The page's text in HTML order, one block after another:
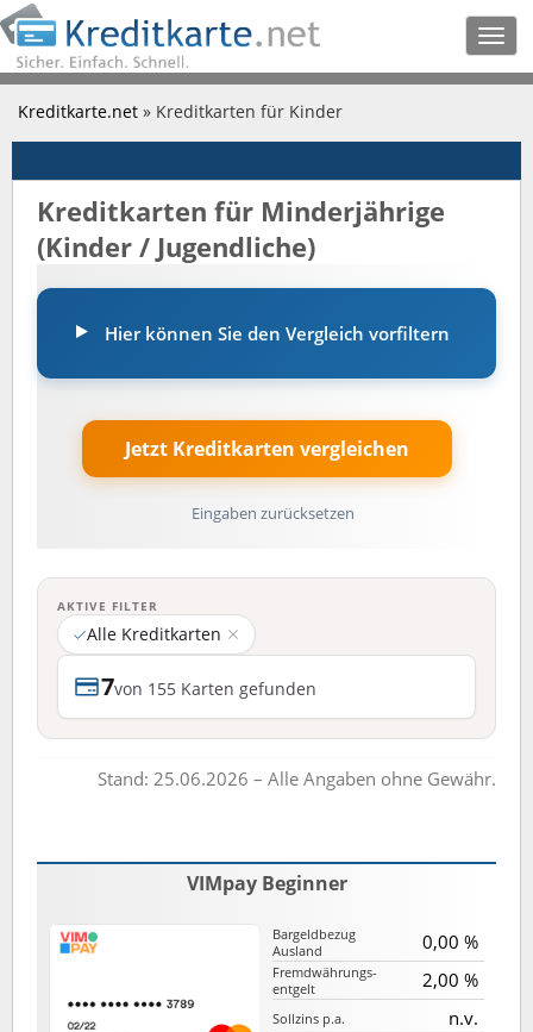
Kreditkarte.net » Kreditkarten für Kinder
Kreditkarten für Minderjährige
(Kinder / Jugendliche)
Hier können Sie den Vergleich vorfiltern
Eingaben zurücksetzen
AKTIVE FILTER
Alle Kreditkarten
7von 155 Karten gefunden
Stand: 25.06.2026 – Alle Angaben ohne Gewähr.
VIMpay Beginner
Bargeld­bezug
Ausland
0,00 %
Fremd­währungs­
entgelt
2,00 %
Sollzins p.a. n.v.